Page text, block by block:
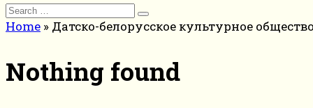
Search
for:
Home » Датско-белорусское культурное
Nothing found